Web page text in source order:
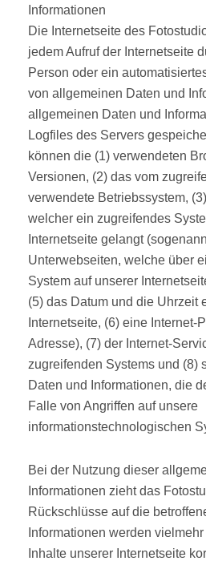
Informationen
Die Internetseite des
jedem Aufruf der Internetseite
Person oder ein
von allgemeinen Daten und
allgemeinen Daten und
Logfiles des Servers
können die (1) verwendeten
Versionen, (2) das vom
verwendete Betriebssystem,
welcher ein zugreifendes
Internetseite gelangt
Unterwebseiten, welche über
System auf unserer
(5) das Datum und die Uhrzeit
Internetseite, (6) eine Internet-
Adresse), (7) der Internet-
zugreifenden Systems und (8)
Daten und Informationen, die
Falle von Angriffen auf unsere
informationstechnologischen
Bei der Nutzung dieser
Informationen zieht das
Rückschlüsse auf die
Informationen werden
Inhalte unserer Internetseite